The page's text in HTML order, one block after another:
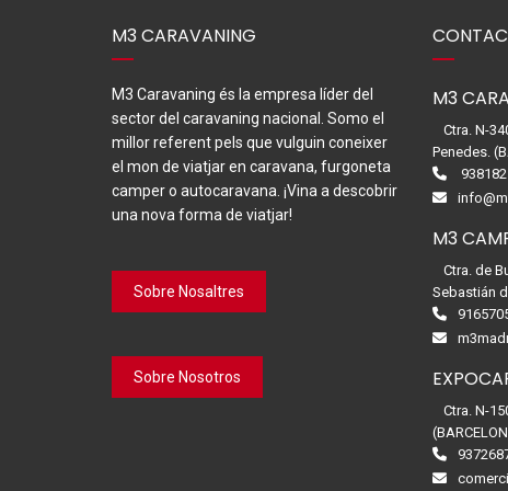
M3 CARAVANING
M3 Caravaning és la empresa líder del
sector del caravaning nacional. Somo el
millor referent pels que vulguin coneixer
el mon de viatjar en caravana, furgoneta
camper o autocaravana. ¡Vina a descobrir
una nova forma de viatjar!
Sobre Nosaltres
Sobre Nosotros
M3
Ctra. N-
Penedes.
M3
Ctra. de
Sebastián
Ctra. N-